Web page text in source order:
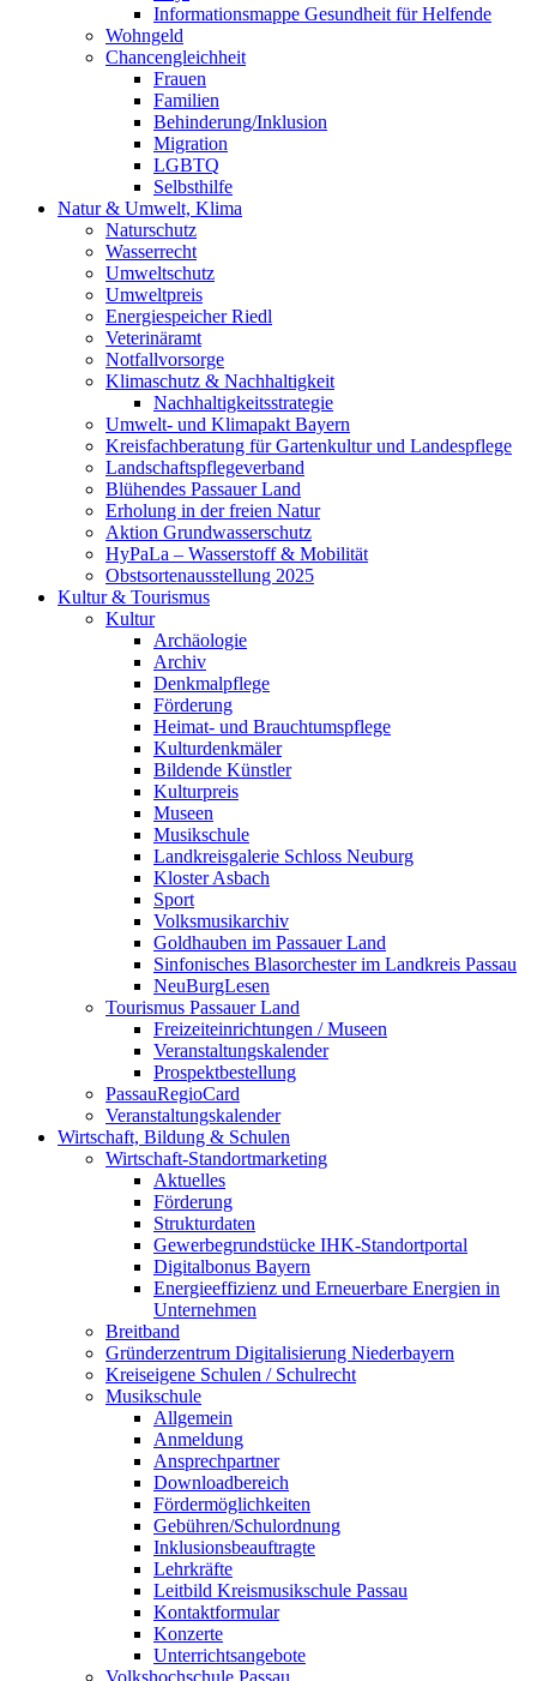
Informationsmappe Gesundheit für Helfende
Wohngeld
Chancengleichheit
Frauen
Familien
Behinderung/Inklusion
Migration
LGBTQ
Selbsthilfe
Natur & Umwelt, Klima
Naturschutz
Wasserrecht
Umweltschutz
Umweltpreis
Energiespeicher Riedl
Veterinäramt
Notfallvorsorge
Klimaschutz & Nachhaltigkeit
Nachhaltigkeitsstrategie
Umwelt- und Klimapakt Bayern
Kreisfachberatung für Gartenkultur und Landespflege
Landschaftspflegeverband
Blühendes Passauer Land
Erholung in der freien Natur
Aktion Grundwasserschutz
HyPaLa – Wasserstoff & Mobilität
Obstsortenausstellung 2025
Kultur & Tourismus
Kultur
Archäologie
Archiv
Denkmalpflege
Förderung
Heimat- und Brauchtumspflege
Kulturdenkmäler
Bildende Künstler
Kulturpreis
Museen
Musikschule
Landkreisgalerie Schloss Neuburg
Kloster Asbach
Sport
Volksmusikarchiv
Goldhauben im Passauer Land
Sinfonisches Blasorchester im Landkreis Passau
NeuBurgLesen
Tourismus Passauer Land
Freizeiteinrichtungen / Museen
Veranstaltungskalender
Prospektbestellung
PassauRegioCard
Veranstaltungskalender
Wirtschaft, Bildung & Schulen
Wirtschaft-Standortmarketing
Aktuelles
Förderung
Strukturdaten
Gewerbegrundstücke IHK-Standortportal
Digitalbonus Bayern
Energieeffizienz und Erneuerbare Energien in
Unternehmen
Breitband
Gründerzentrum Digitalisierung Niederbayern
Kreiseigene Schulen / Schulrecht
Musikschule
Allgemein
Anmeldung
Ansprechpartner
Downloadbereich
Fördermöglichkeiten
Gebühren/Schulordnung
Inklusionsbeauftragte
Lehrkräfte
Leitbild Kreismusikschule Passau
Kontaktformular
Konzerte
Unterrichtsangebote
Volkshochschule Passau